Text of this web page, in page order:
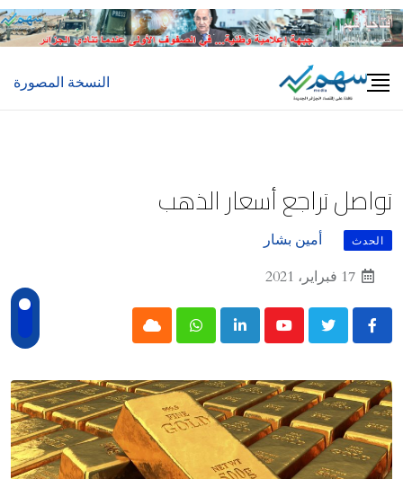
Skip
to
النسخة المصورة
تواصل تراجع أسعار الذهب
الحدث
أمين بشار
17 فبراير، 2021
Youtube
LinkedIn
Whatsapp
Cloud